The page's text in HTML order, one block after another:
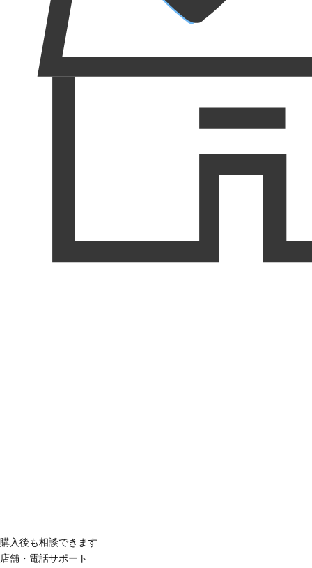
購入後も相談できます
店舗・電話サポート